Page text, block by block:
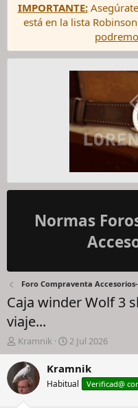
IMPORTANTE:
está en la lista
Normas
Foro Compraventa Accesorios-
Caja winder Wolf 3
viaje...
I
n
i
c
i
a
Kramnik
F
e
c
a
2 Jul 2026
Kramnik
Habitual Verificad@